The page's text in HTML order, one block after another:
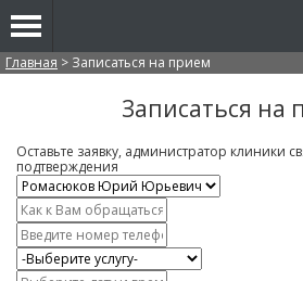
Вы здесь
Главная > Записаться на прием
Записаться на
Оставьте заявку, администратор клиники
подтверждения
Врач
*
Имя
*
Контактный
телефон
*
Услуга
Дата